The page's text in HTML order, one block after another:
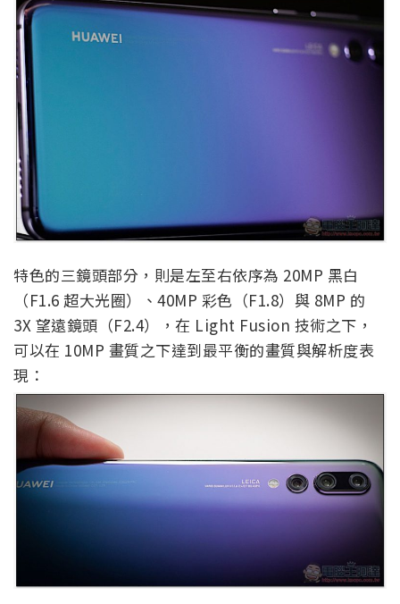
特色的三鏡頭部分，則是左至右依序為 20MP 黑白
（F1.6 超大光圈）、40MP 彩色（F1.8）與 8MP 的
3X 望遠鏡頭（F2.4），在 Light Fusion 技術之下，
可以在 10MP 畫質之下達到最平衡的畫質與解析度表
現：